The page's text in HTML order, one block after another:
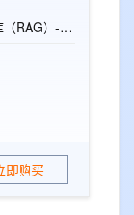
百炼知识库（RAG）-标准版资源包
即购买